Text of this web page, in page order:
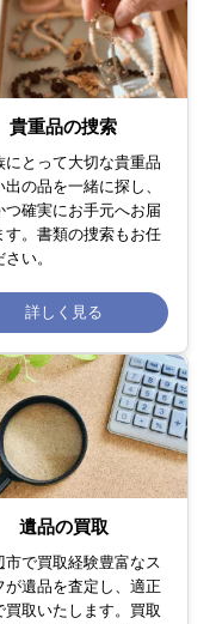
貴重品の捜索
にとって大切な貴重品
出の品を一緒に探し、
つ確実にお手元へお届
す。書類の捜索もお任
い。
詳しく見る
遺品の買取
市で買取経験豊富なス
が遺品を査定し、適正
買取いたします。買取